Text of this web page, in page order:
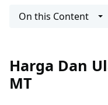
On this Content
Harga Dan
MT